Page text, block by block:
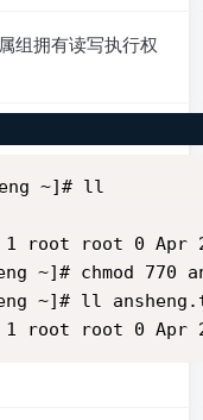
组拥有读写执行权
~]# ll
root root 0 Apr
~]# chmod 770
~]# ll
root root 0 Apr